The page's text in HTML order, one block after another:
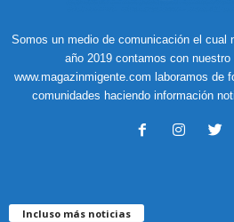
Somos un medio de comunicación el cual
año 2019 contamos con
www.magazinmigente.com laboramos de
comunidades haciendo información
Incluso más noticias